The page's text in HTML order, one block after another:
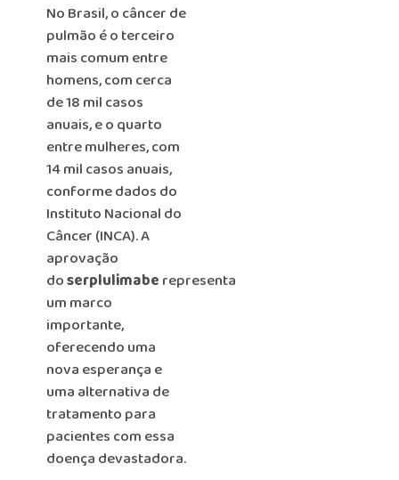
No Brasil, o câncer de
pulmão é o terceiro
mais comum entre
homens, com cerca
de 18 mil casos
anuais, e o quarto
entre mulheres, com
14 mil casos anuais,
conforme dados do
Instituto Nacional do
Câncer (INCA). A
aprovação
doserplulimaberepresenta
um marco
importante,
oferecendo uma
nova esperança e
uma alternativa de
tratamento para
pacientes com essa
doença devastadora.